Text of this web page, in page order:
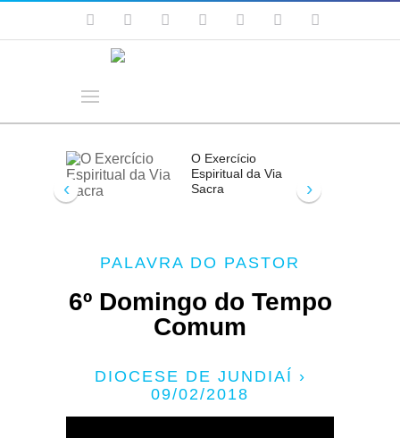
O Exercício
Espiritual da Via
Sacra
‹ ›
PALAVRA DO PASTOR
6º Domingo do Tempo
Comum
DIOCESE DE JUNDIAÍ ›
09/02/2018